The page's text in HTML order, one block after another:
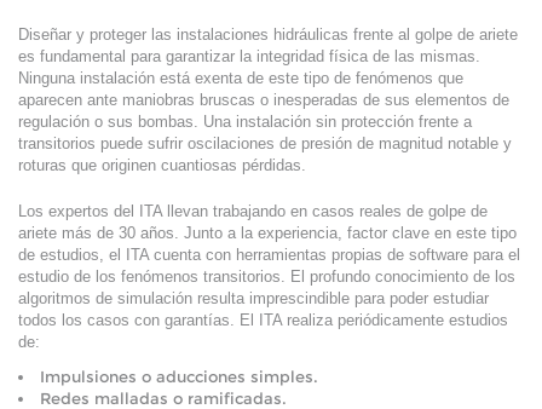
Diseñar y proteger las instalaciones hidráulicas frente al golpe de ariete
es fundamental para garantizar la integridad física de las mismas.
Ninguna instalación está exenta de este tipo de fenómenos que
aparecen ante maniobras bruscas o inesperadas de sus elementos de
regulación o sus bombas. Una instalación sin protección frente a
transitorios puede sufrir oscilaciones de presión de magnitud notable y
roturas que originen cuantiosas pérdidas.
Los expertos del ITA llevan trabajando en casos reales de golpe de
ariete más de 30 años. Junto a la experiencia, factor clave en este tipo
de estudios, el ITA cuenta con herramientas propias de software para el
estudio de los fenómenos transitorios. El profundo conocimiento de los
algoritmos de simulación resulta imprescindible para poder estudiar
todos los casos con garantías. El ITA realiza periódicamente estudios
de:
Impulsiones o aducciones simples.
Redes malladas o ramificadas.